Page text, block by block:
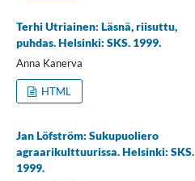
Terhi Utriainen: Läsnä, riisuttu,
puhdas. Helsinki: SKS. 1999.
Anna Kanerva
HTML
Jan Löfström: Sukupuoliero
agraarikulttuurissa. Helsinki: SKS.
1999.